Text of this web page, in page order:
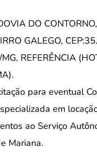
DO
GALEGO,
REFERÊNCIA
para eventual
em
ao Serviço
Mariana.